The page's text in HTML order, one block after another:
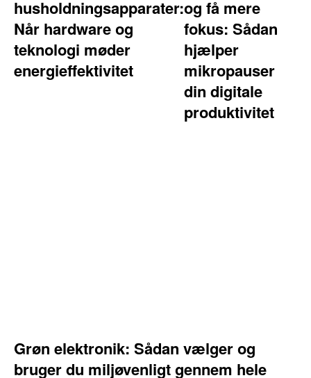
husholdningsapparater:
Når hardware og
teknologi møder
energieffektivitet
og få mere
fokus: Sådan
hjælper
mikropauser
din digitale
produktivitet
Grøn elektronik: Sådan vælger og
bruger du miljøvenligt gennem hele